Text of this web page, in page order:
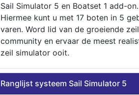
Sail Simulator 5 en Boatset 1 add-on.
Hiermee kunt u met 17 boten in 5
varen. Word lid van de groeiende zeil
community en ervaar de meest
zeil simulator ooit.
Ranglijst systeem Sail Simulator 5